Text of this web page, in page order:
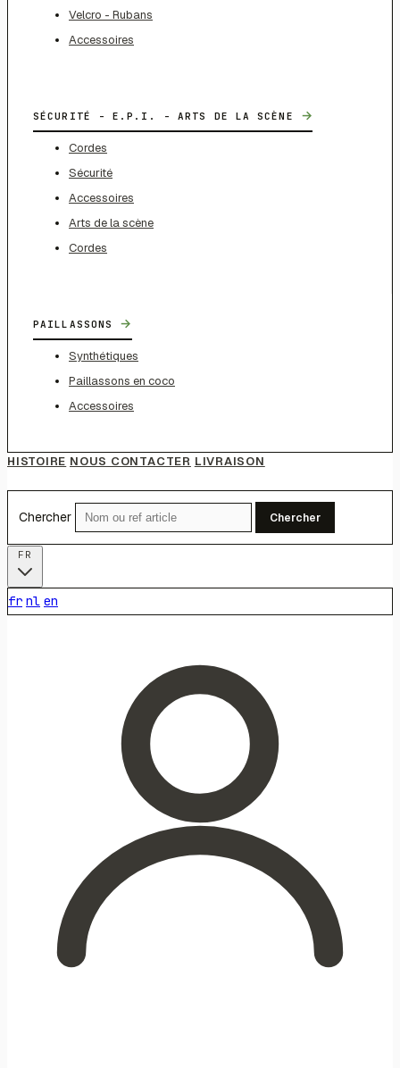
Velcro - Rubans
Accessoires
SÉCURITÉ - E.P.I. - ARTS DE LA SCÈNE →
Cordes
Sécurité
Accessoires
Arts de la scène
Cordes
PAILLASSONS →
Synthétiques
Paillassons en coco
Accessoires
HISTOIRE NOUS CONTACTER LIVRAISON
Chercher Chercher
fr nl en